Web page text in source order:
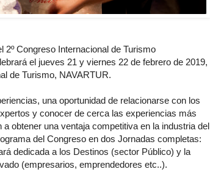
Congreso Internacional de Turismo
el jueves 21 y viernes 22 de febrero de 2019,
de Turismo, NAVARTUR.
una oportunidad de relacionarse con los
y conocer de cerca las experiencias más
obtener una ventaja competitiva en la industria del
del Congreso en dos Jornadas completas:
dedicada a los Destinos (sector Público) y la
(empresarios, emprendedores etc..).